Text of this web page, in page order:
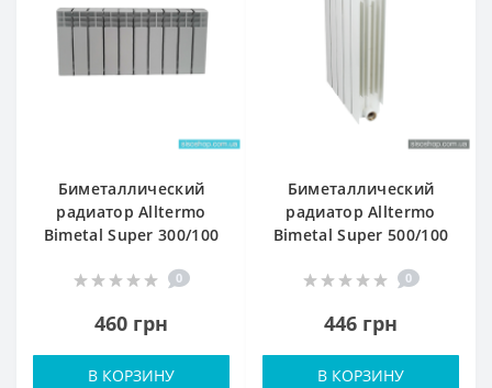
Биметаллический
радиатор Alltermo
Bimetal Super 300/100
0
460 грн
В КОРЗИНУ
Биметаллический
радиатор Alltermo
Bimetal Super 500/100
0
446 грн
В КОРЗИНУ